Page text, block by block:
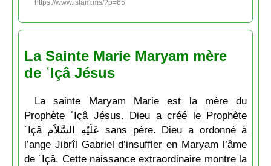
https://www.islam.ms/?p=65
La Sainte Marie Maryam mère
de ʿIçâ Jésus
La sainte Maryam Marie est la mère du
Prophète ʿIçâ Jésus. Dieu a créé le Prophète
ʿIçâ عَلَيْهِ السَّلاَم sans père. Dieu a ordonné à
l’ange Jibrîl Gabriel d’insuffler en Maryam l’âme
de ʿIçâ. Cette naissance extraordinaire montre la